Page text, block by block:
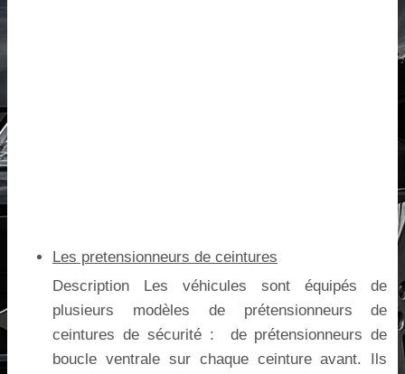
Les pretensionneurs de ceintures
Description Les véhicules sont équipés de
plusieurs modèles de prétensionneurs de
ceintures de sécurité : de prétensionneurs de
boucle ventrale sur chaque ceinture avant. Ils